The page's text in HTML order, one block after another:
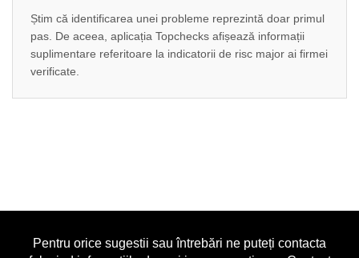
Știm că identificarea unei probleme reprezintă doar primul
pas. De aceea, aplicația Topchecks afișează informații
suplimentare referitoare la indicatorii de risc major ai firmei
verificate.
Pentru orice sugestii sau întrebări ne puteți contacta